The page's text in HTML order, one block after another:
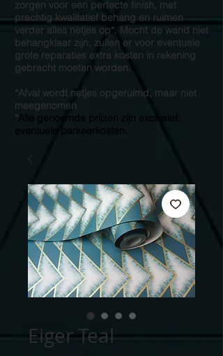
zorgen voor een perfecte finish, met
prachtig kwalitatief behang en ruimen
verder alles netjes op*. Mocht de wand niet
behangklaar zijn, zullen er voor eventuele
grote reparaties extra kosten in rekening
gebracht moeten worden.
*Afval wordt netjes opgeruimd, maar niet
meegenomen
* Alle genoemde prijzen zijn exclusief:
eventuele parkeerkosten.
Eiger Teal